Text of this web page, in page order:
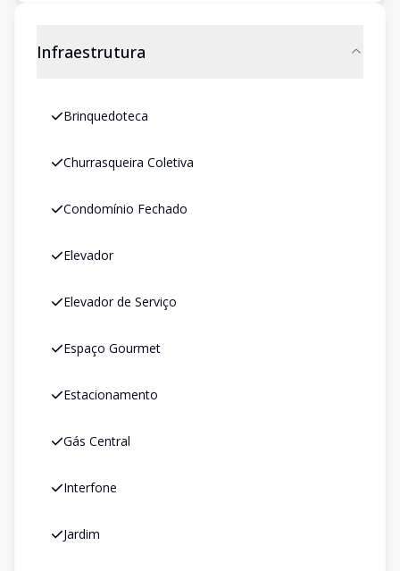
Infraestrutura
Brinquedoteca
Churrasqueira Coletiva
Condomínio Fechado
Elevador
Elevador de Serviço
Espaço Gourmet
Estacionamento
Gás Central
Interfone
Jardim